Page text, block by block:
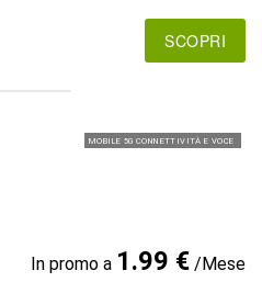
SCOPRI
MOBILE 5G CONNETTIVITÀ E VOCE
In promo a 1.99 €/Mese